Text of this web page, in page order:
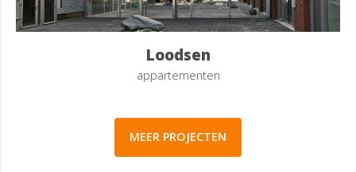
Loodsen
appartementen
MEER PROJECTEN